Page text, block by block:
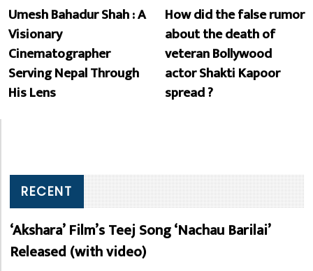
Umesh Bahadur Shah : A
Visionary
Cinematographer
Serving Nepal Through
His Lens
How did the false rumor
about the death of
veteran Bollywood
actor Shakti Kapoor
spread ?
RECENT
‘Akshara’ Film’s Teej Song ‘Nachau Barilai’
Released (with video)